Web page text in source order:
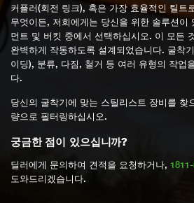
커플러(회전 링크), 혹은 가장 효율적인 틸트
무엇이든, 저희에게는 당신을 위한 솔루션이
먼트 및 버킷 중에서 선택하십시오. 이 모든
완벽하게 작동하도록 설계되었습니다. 굴착
이딩), 분류, 다짐, 철거 등 여러 유형의 작업
다.
당신의 굴착기에 맞는 스틸리스트 장비를 찾
량으로 필터링하십시오.
궁금한 점이 있으십니까?
딜러에게 문의하여 견적을 요청하거나,
도와드리겠습니다.